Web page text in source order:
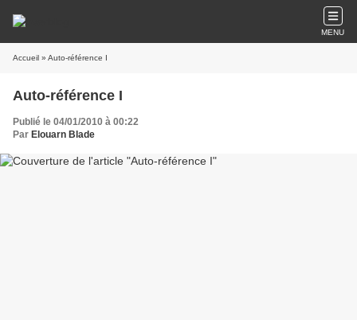
MENU
Accueil » Auto-référence I
Auto-référence I
Publié le 04/01/2010 à 00:22
Par Elouarn Blade